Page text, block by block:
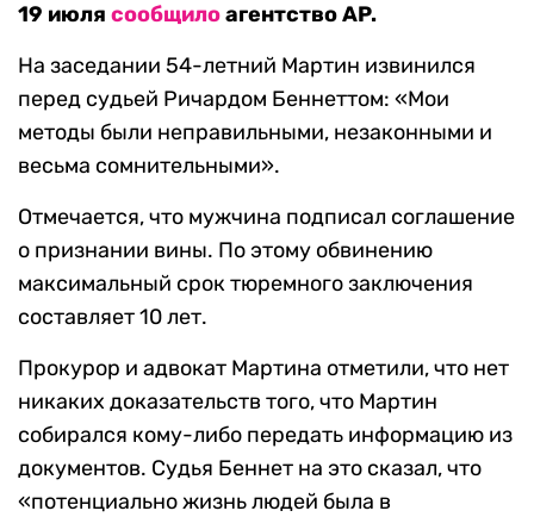
19 июля сообщилоагентство AP.
На заседании 54-летний Мартин извинился
перед судьей Ричардом Беннеттом: «Мои
методы были неправильными, незаконными и
весьма сомнительными».
Отмечается, что мужчина подписал соглашение
о признании вины. По этому обвинению
максимальный срок тюремного заключения
составляет 10 лет.
Прокурор и адвокат Мартина отметили, что нет
никаких доказательств того, что Мартин
собирался кому-либо передать информацию из
документов. Судья Беннет на это сказал, что
«потенциально жизнь людей была в